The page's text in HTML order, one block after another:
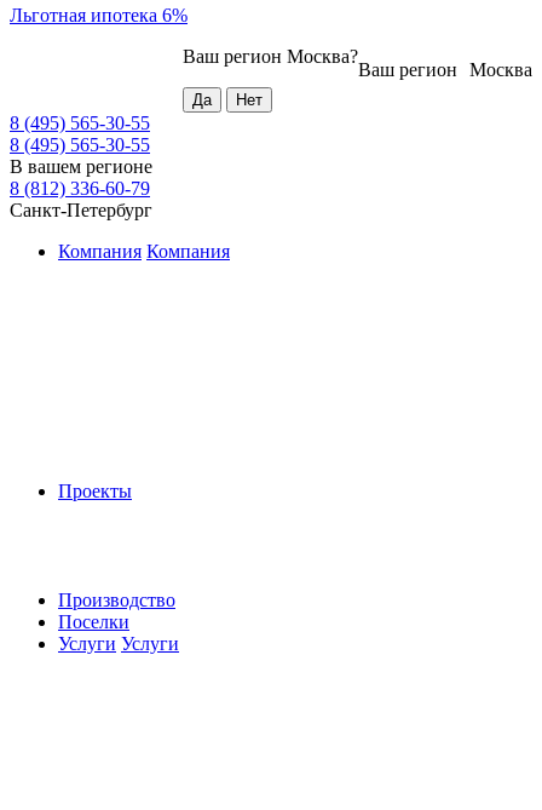
Льготная ипотека 6%
Москва
Ваш регион
Ваш регион Москва?
8 (495) 565-30-55
8 (495) 565-30-55
В вашем регионе
8 (812) 336-60-79
Санкт-Петербург
Компания Компания
Проекты
Производство
Поселки
Услуги Услуги